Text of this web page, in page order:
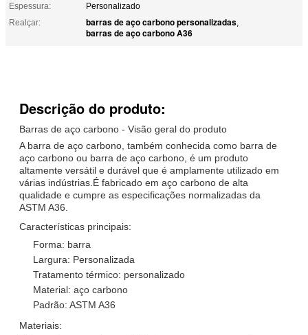
Espessura:
Personalizado
Realçar:
barras de aço carbono personalizadas,
barras de aço carbono A36
Descrição do produto:
Barras de aço carbono - Visão geral do produto
A barra de aço carbono, também conhecida como barra de
aço carbono ou barra de aço carbono, é um produto
altamente versátil e durável que é amplamente utilizado em
várias indústrias.É fabricado em aço carbono de alta
qualidade e cumpre as especificações normalizadas da
ASTM A36.
Características principais:
Forma: barra
Largura: Personalizada
Tratamento térmico: personalizado
Material: aço carbono
Padrão: ASTM A36
Materiais: